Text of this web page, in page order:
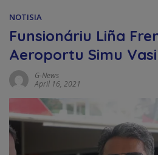
NOTISIA
Funsionáriu Liña
Aeroportu Simu
G-News
April 16, 2021